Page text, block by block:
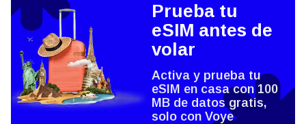
Prueba tu
eSIM antes de
volar
Activa y prueba tu
eSIM en casa con 100
MB de datos gratis,
solo con Voye